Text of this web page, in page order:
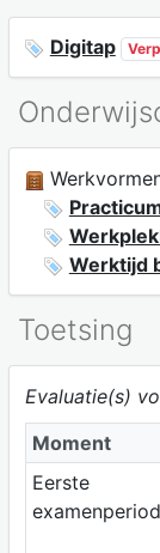
Digitap
Werktijd
Toetsing
Evaluatie(s)
Moment
Eerste